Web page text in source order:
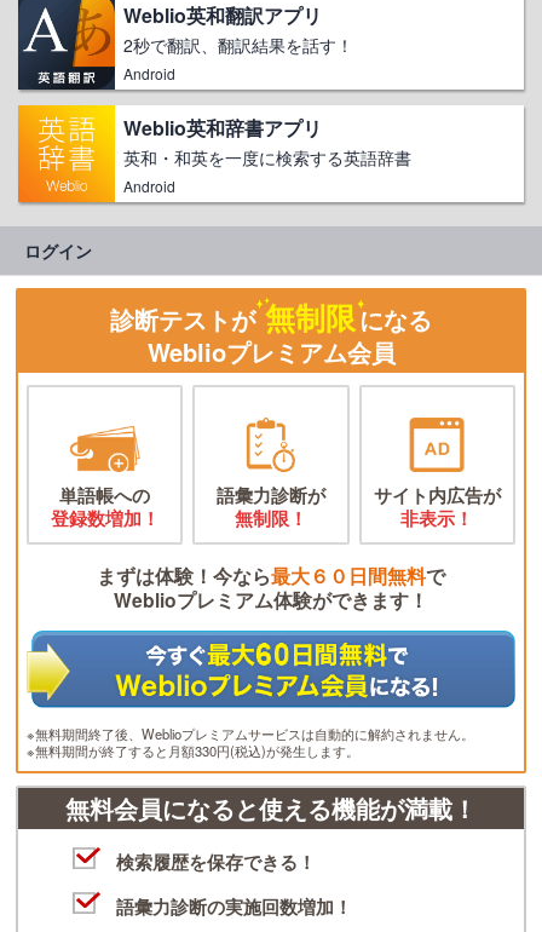
Weblio英和翻訳アプリ
2秒で翻訳、翻訳結果を話す！
Android
Weblio英和辞書アプリ
英和・和英を一度に検索する英語辞書
Android
ログイン
診断テストが 無制限になる
Weblioプレミアム会員
単語帳への
登録数増加！
語彙力診断が
無制限！
サイト内広告が
非表示！
まずは体験！今なら最大６０日間無料で
Weblioプレミアム体験ができます！
※無料期間終了後、Weblioプレミアムサービスは自動的に解約されません。
※無料期間が終了すると月額330円(税込)が発生します。
無料会員になると使える機能が満載！
検索履歴を保存できる！
語彙力診断の実施回数増加！